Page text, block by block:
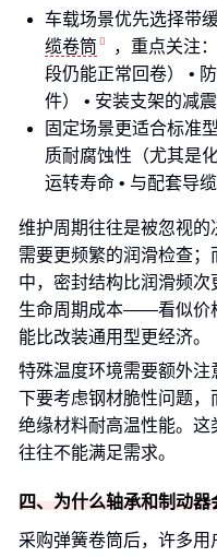
车载场景优先选择带
缆卷筒
，重点关注
段仍能正常回卷） •
件） • 安装支架的减
固定场景更适合标准型
质耐腐蚀性（尤其是
运转寿命 • 与配套导
维护周期往往是被忽视的
需要更频繁的润滑检查
中，密封结构比润滑频
生命周期成本——看似价
能比改装通用型更经济。
特殊温度环境需要额外注
下要考虑钢材脆性问题
绝缘材料耐高温性能。
往往不能满足需求。
四、为什么轴承和制动器
采购弹簧卷筒后，许多